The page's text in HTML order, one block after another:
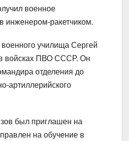
военное
инженером-ракетчиком.
училища Сергей
войсках ПВО СССР. Он
отделения до
артиллерийского
был приглашен на
на обучение в